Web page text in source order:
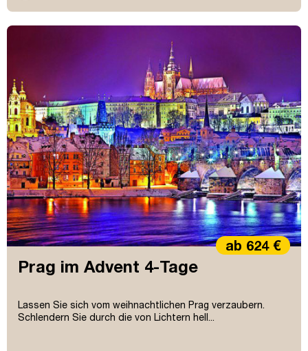
Prag im Advent 4-Tage
Lassen Sie sich vom weihnachtlichen Prag verzaubern.
Schlendern Sie durch die von Lichtern hell...
ab 624 €